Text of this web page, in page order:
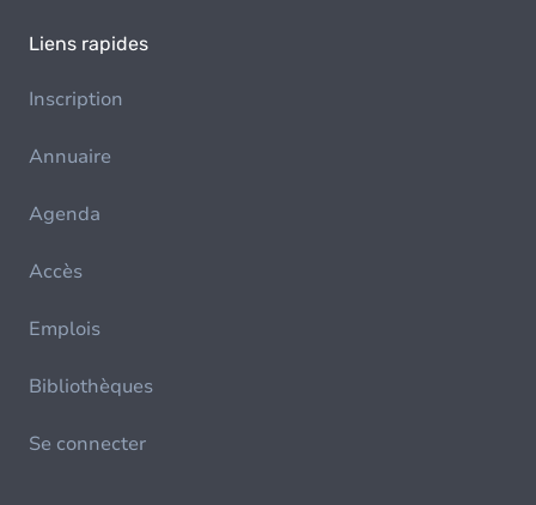
Liens rapides
Inscription
Annuaire
Agenda
Accès
Emplois
Bibliothèques
Se connecter